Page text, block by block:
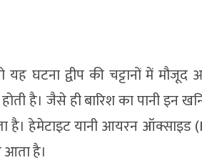
यह घटना द्वीप की चट्टानों में
है। जैसे ही बारिश का पानी इन
है। हेमेटाइट यानी आयरन ऑक्साइड
है।